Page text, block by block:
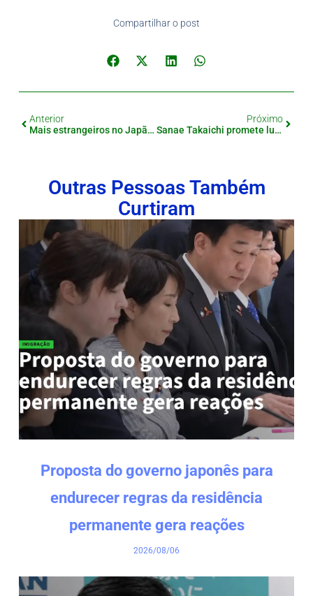
Compartilhar o post
Anterior
Mais estrangeiros no Japão? Declaração de Hashimoto divide opiniões nas redes
Próximo
Sanae Takaichi promete lutar até o fim para se tornar a primeira-ministra do Japão
Outras Pessoas Também
Curtiram
Proposta do governo japonês para
endurecer regras da residência
permanente gera reações
2026/08/06